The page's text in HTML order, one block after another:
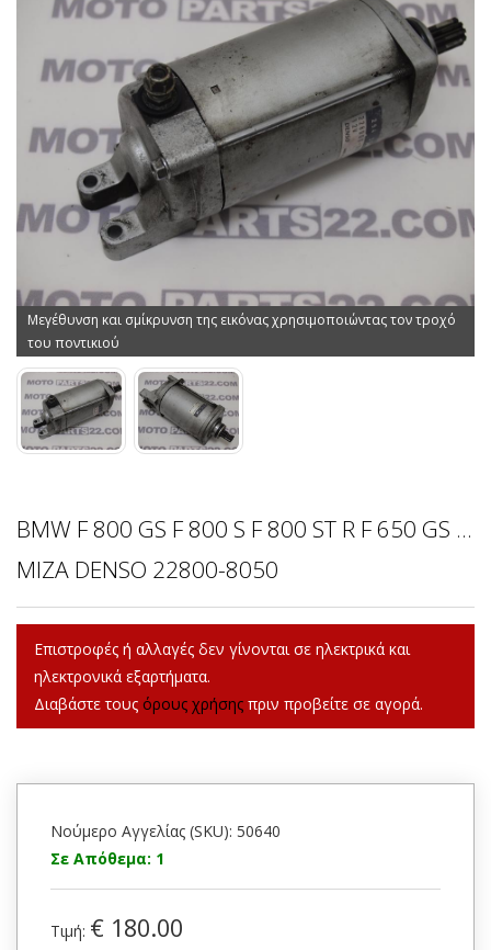
Μεγέθυνση και σμίκρυνση της εικόνας χρησιμοποιώντας τον τροχό
του ποντικιού
BMW F 800 GS F 800 S F 800 ST R F 650 GS ...
ΜΙΖΑ DENSO 22800-8050
Επιστροφές ή αλλαγές δεν γίνονται σε ηλεκτρικά και
ηλεκτρονικά εξαρτήματα.
Διαβάστε τους όρους χρήσης πριν προβείτε σε αγορά.
Νούμερο Αγγελίας (SKU): 50640
Σε Απόθεμα: 1
Τιμή: € 180.00